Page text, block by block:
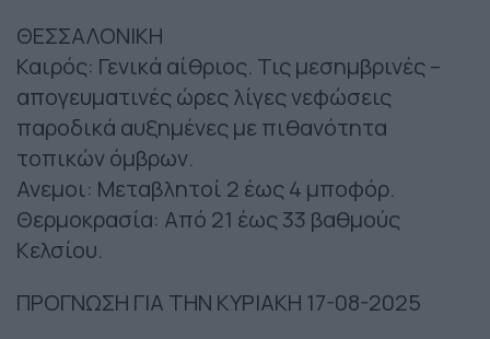
ΘΕΣΣΑΛΟΝΙΚΗ
Καιρός: Γενικά αίθριος. Τις μεσημβρινές –
απογευματινές ώρες λίγες νεφώσεις
παροδικά αυξημένες με πιθανότητα
τοπικών όμβρων.
Ανεμοι: Μεταβλητοί 2 έως 4 μποφόρ.
Θερμοκρασία: Από 21 έως 33 βαθμούς
Κελσίου.
ΠΡΟΓΝΩΣΗ ΓΙΑ ΤΗΝ ΚΥΡΙΑΚΗ 17-08-2025